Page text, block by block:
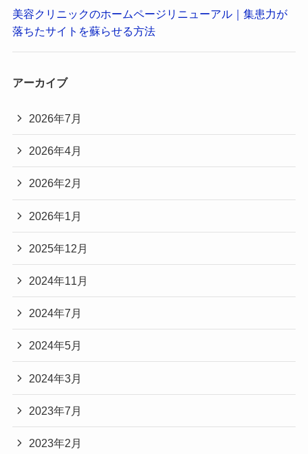
美容クリニックのホームページリニューアル｜集患力が
落ちたサイトを蘇らせる方法
アーカイブ
2026年7月
2026年4月
2026年2月
2026年1月
2025年12月
2024年11月
2024年7月
2024年5月
2024年3月
2023年7月
2023年2月